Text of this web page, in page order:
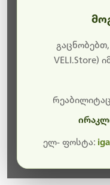
ბოდიშს
მიმდინარეობს
მალე ისევ
VELI.Store)
ელ- ფოსტა: